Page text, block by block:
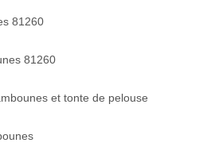
81260
81260
et tonte de pelouse